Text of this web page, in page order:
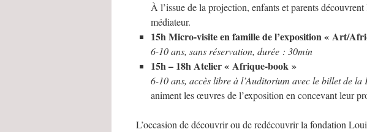
À l’issue de la projection, enfants et parents
médiateur.
15hMicro-visite en famille de l’exposition « Art/
6-10 ans, sans réservation, durée : 30min
15h – 18hAtelier « Afrique-book »
6-10 ans, accès libre à l’Auditorium avec le billet de
animent les œuvres de l’exposition en concevant leur
L’occasion de découvrir ou de redécouvrir la fondation